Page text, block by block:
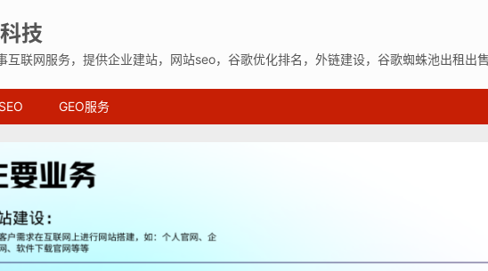
技
互联网服务，提供企业建站，网站seo，谷歌优化排名，外链建设，谷歌蜘蛛池出租出
GEO服务